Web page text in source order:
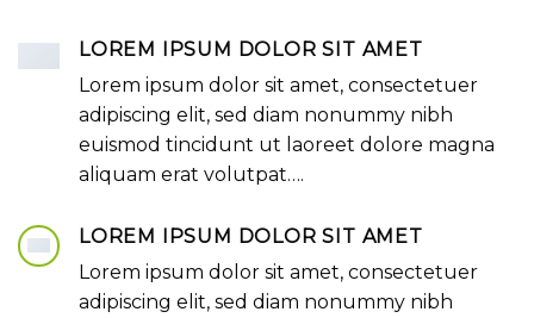
LOREM IPSUM DOLOR SIT AMET
Lorem ipsum dolor sit amet, consectetuer
adipiscing elit, sed diam nonummy nibh
euismod tincidunt ut laoreet dolore magna
aliquam erat volutpat….
LOREM IPSUM DOLOR SIT AMET
Lorem ipsum dolor sit amet, consectetuer
adipiscing elit, sed diam nonummy nibh